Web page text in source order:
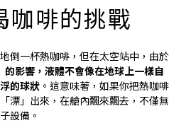
咖啡的挑戰
倒一杯熱咖啡，但在太空站中，由於
影響，液體不會像在地球上一樣自
的球狀 。這意味著，如果你把熱咖啡
漂」出來，在艙內飄來飄去，不僅無
設備。